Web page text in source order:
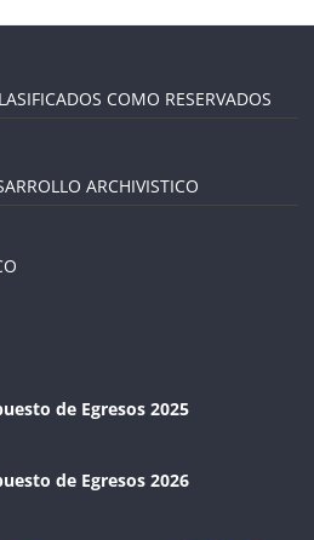
COMO RESERVADOS
ARCHIVISTICO
de Egresos 2025
de Egresos 2026